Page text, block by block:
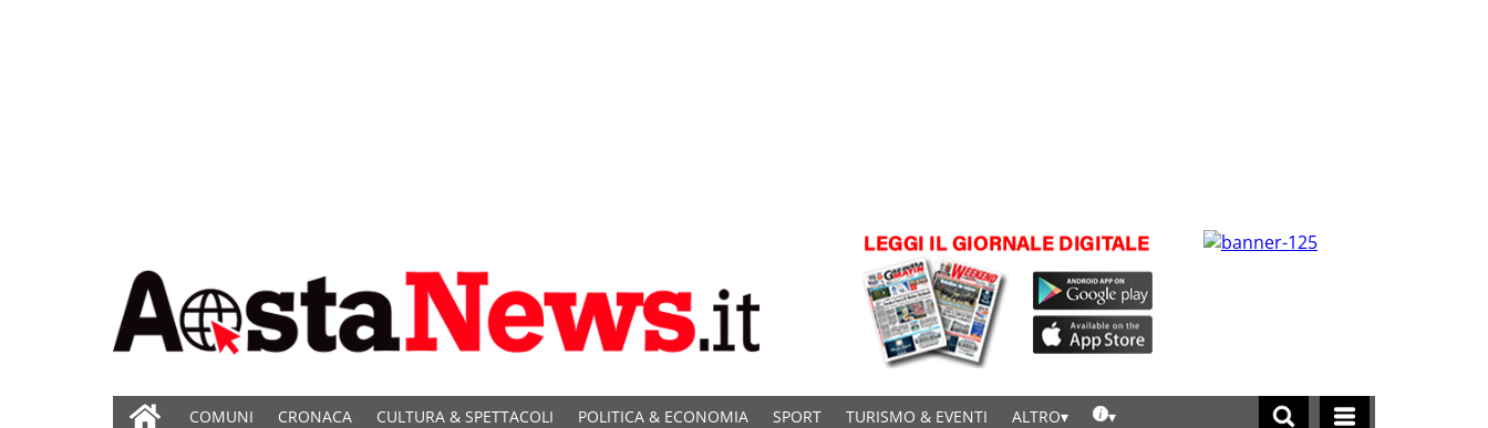
COMUNI CRONACA CULTURA & SPETTACOLI POLITICA & ECONOMIA SPORT TURISMO & EVENTI ALTRO